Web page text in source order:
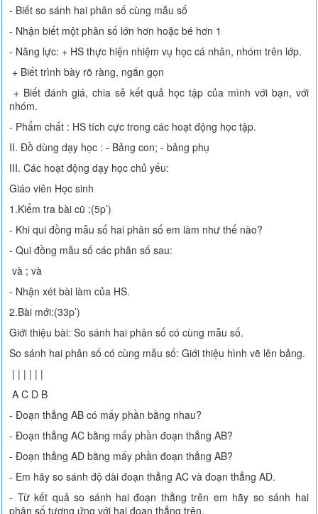
- Biết so sánh hai phân số cùng mẫu số
- Nhận biết một phân số lớn hơn hoặc bé hơn 1
- Năng lực: + HS thực hiện nhiệm vụ học cá nhân, nhóm trên lớp.
+ Biết trình bày rõ ràng, ngắn gọn
+ Biết đánh giá, chia sẻ kết quả học tập của mình với bạn, với
nhóm.
- Phẩm chất : HS tích cực trong các hoạt động học tập.
II. Đồ dùng dạy học : - Bảng con; - bảng phụ
III. Các hoạt động dạy học chủ yếu:
Giáo viên Học sinh
1.Kiểm tra bài cũ :(5p’)
- Khi qui đồng mẫu số hai phân số em làm như thế nào?
- Qui đồng mẫu số các phân số sau:
và ; và
- Nhận xét bài làm của HS.
2.Bài mới:(33p’)
Giới thiệu bài: So sánh hai phân số có cùng mẫu số.
So sánh hai phân số có cùng mẫu số: Giới thiệu hình vẽ lên bảng.
| | | | | |
A C D B
- Đoạn thẳng AB có mấy phần bằng nhau?
- Đoạn thẳng AC bằng mấy phần đoạn thẳng AB?
- Đoạn thẳng AD bằng mấy phần đoạn thẳng AB?
- Em hãy so sánh độ dài đoạn thẳng AC và đoạn thẳng AD.
- Từ kết quả so sánh hai đoạn thẳng trên em hãy so sánh hai
phân số tương ứng với hai đoạn thẳng trên.